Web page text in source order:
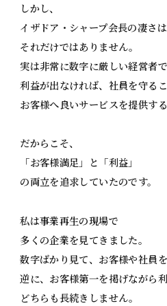
しかし、
イザドア・シャープ会長の凄さは
それだけではありません。
実は非常に数字に厳しい経営者で
利益が出なければ、社員を守るこ
お客様へ良いサービスを提供す
だからこそ、
「お客様満足」と「利益」
の両立を追求していたのです。
私は事業再生の現場で
多くの企業を見てきました。
数字ばかり見て、お客様や社員
逆に、お客様第一を掲げながら
どちらも長続きしません。